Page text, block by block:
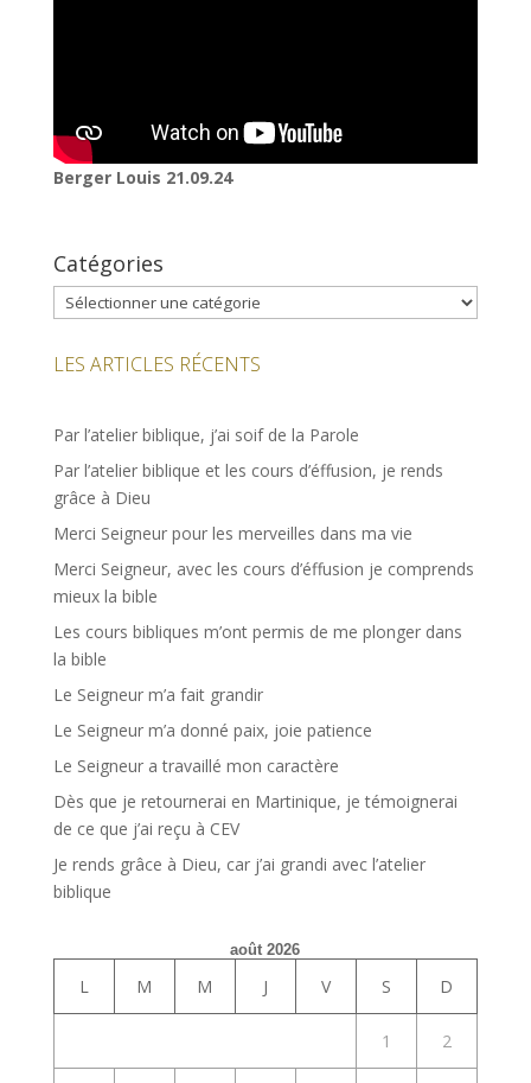
Berger Louis 21.09.24
Catégories
Catégories
LES ARTICLES RÉCENTS
Par l’atelier biblique, j’ai soif de la Parole
Par l’atelier biblique et les cours d’éffusion, je rends
grâce à Dieu
Merci Seigneur pour les merveilles dans ma vie
Merci Seigneur, avec les cours d’éffusion je comprends
mieux la bible
Les cours bibliques m’ont permis de me plonger dans
la bible
Le Seigneur m’a fait grandir
Le Seigneur m’a donné paix, joie patience
Le Seigneur a travaillé mon caractère
Dès que je retournerai en Martinique, je témoignerai
de ce que j’ai reçu à CEV
Je rends grâce à Dieu, car j’ai grandi avec l’atelier
biblique
août 2026
L M M J V S D
1 2